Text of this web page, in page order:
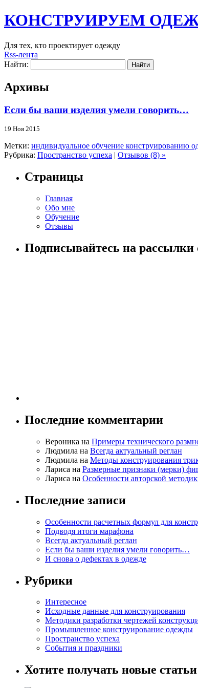
КОНСТРУИРУЕМ
Для тех, кто проектирует одежду
Rss-лента
Найти:
Архивы
Если бы ваши изделия умели говорить…
19 Ноя 2015
Метки: индивидуальное обучение конструированию
Рубрика: Пространство успеха | Отзывов (8) »
Страницы
Главная
Обо мне
Обучение
Отзывы
Подписывайтесь на рассылки
Последние комментарии
Вероника на Примеры технического
Людмила на Всегда актуальный реглан
Людмила на Методы конструирования
Лариса на Размерные признаки (мерки)
Лариса на Особенности авторской
Последние записи
Особенности расчетных формул для
Подводя итоги марафона
Всегда актуальный реглан
Если бы ваши изделия умели говорить…
И снова о дефектах в одежде
Рубрики
Интересное
Исходные данные для конструирования
Методики разработки чертежей
Промышленное конструирование одежды
Пространство успеха
События и праздники
Хотите получать новые